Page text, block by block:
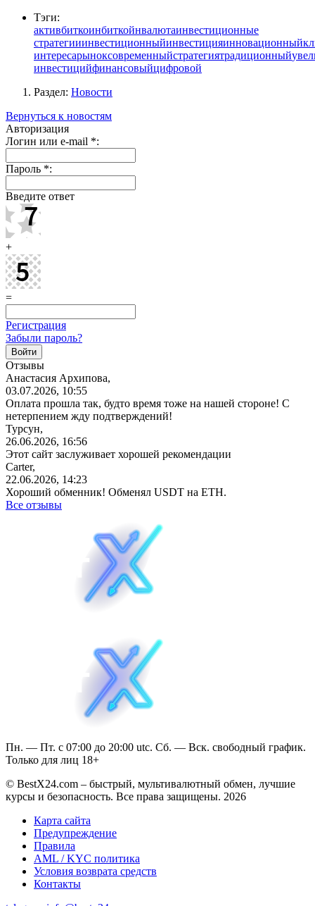
Тэги:
активбиткоинбиткойнвалютаинвестиционные
стратегииинвестиционныйинвестицияинновационный
интересарыноксовременныйстратегиятрадиционный
инвестицийфинансовыйцифровой
Раздел: Новости
Вернуться к новостям
Авторизация
Логин или e-mail *:
Пароль *:
Введите ответ
+
=
Регистрация
Забыли пароль?
Отзывы
Анастасия Архипова,
03.07.2026, 10:55
Оплата прошла так, будто время тоже на нашей стороне! С
нетерпением жду подтверждений!
Турсун,
26.06.2026, 16:56
Этот сайт заслуживает хорошей рекомендации
Carter,
22.06.2026, 14:23
Хороший обменник! Обменял USDT на ETH.
Все отзывы
Пн. — Пт. с 07:00 до 20:00 utc. Сб. — Вск. свободный график.
Только для лиц 18+
© BestX24.com – быстрый, мультивалютный обмен, лучшие
курсы и безопасность. Все права защищены. 2026
Карта сайта
Предупреждение
Правила
AML / KYC политика
Условия возврата средств
Контакты